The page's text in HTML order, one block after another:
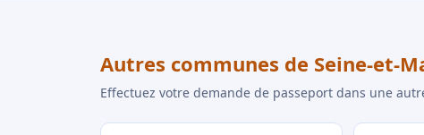
Autres communes de Seine-et-
Effectuez votre demande de passeport dans une